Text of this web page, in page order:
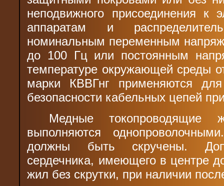
неподвижного присоединения к
аппаратам и
номинальным переменным
до 100 Гц или постоянным
температуре окружающей среды
марки КВВГнг применяются
безопасности кабельных цепей
Медные токопроводящие
выполняются
должны быть скручены.
сердечника, имеющего в центре
жил без скрутки, при наличии